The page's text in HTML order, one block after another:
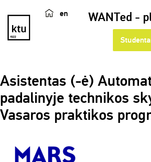
en WANTed -
Asistentas (-ė)
padalinyje technikos
Vasaros praktikos